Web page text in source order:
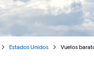
Estados Unidos Vuelos